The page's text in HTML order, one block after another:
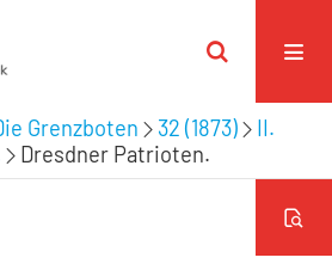
Grenzboten 32 (1873)
II.
Dresdner Patrioten.